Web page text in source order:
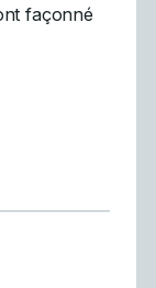
façonné
de la